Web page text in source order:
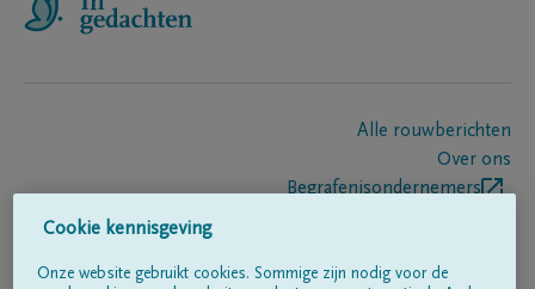
Alle rouwberichten
Over ons
Begrafenisondernemers
Cookie kennisgeving
Onze website gebruikt cookies. Sommige zijn nodig voor de